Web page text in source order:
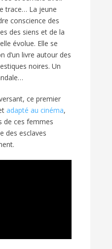
trace… La jeune
conscience des
des siens et de la
évolue. Elle se
d’un livre autour des
noires. Un
ce premier
adapté au cinéma,
de ces femmes
des esclaves